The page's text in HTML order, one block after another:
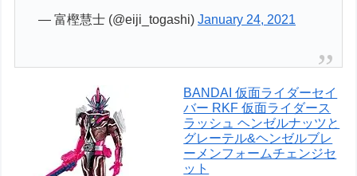
— 富樫慧士 (@eiji_togashi)January 24, 2021
BANDAI 仮面ライダーセイ
バー RKF 仮面ライダース
ラッシュ ヘンゼルナッツと
グレーテル&ヘンゼルブレ
ーメンフォームチェンジセ
ット